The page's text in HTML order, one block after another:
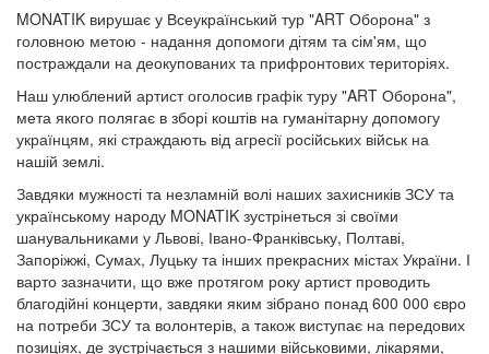
MONATIK вирушає у Всеукраїнський тур "ART Оборона" з
головною метою - надання допомоги дітям та сім'ям, що
постраждали на деокупованих та прифронтових територіях.
Наш улюблений артист оголосив графік туру "ART Оборона",
мета якого полягає в зборі коштів на гуманітарну допомогу
українцям, які страждають від агресії російських військ на
нашій землі.
Завдяки мужності та незламній волі наших захисників ЗСУ та
українському народу MONATIK зустрінеться зі своїми
шанувальниками у Львові, Івано-Франківську, Полтаві,
Запоріжжі, Сумах, Луцьку та інших прекрасних містах України. І
варто зазначити, що вже протягом року артист проводить
благодійні концерти, завдяки яким зібрано понад 600 000 євро
на потреби ЗСУ та волонтерів, а також виступає на передових
позиціях, де зустрічається з нашими військовими, лікарями,